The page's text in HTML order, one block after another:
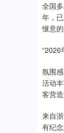
全国
年，
惬意
“2026
氛围
活动
客营
来自
有纪